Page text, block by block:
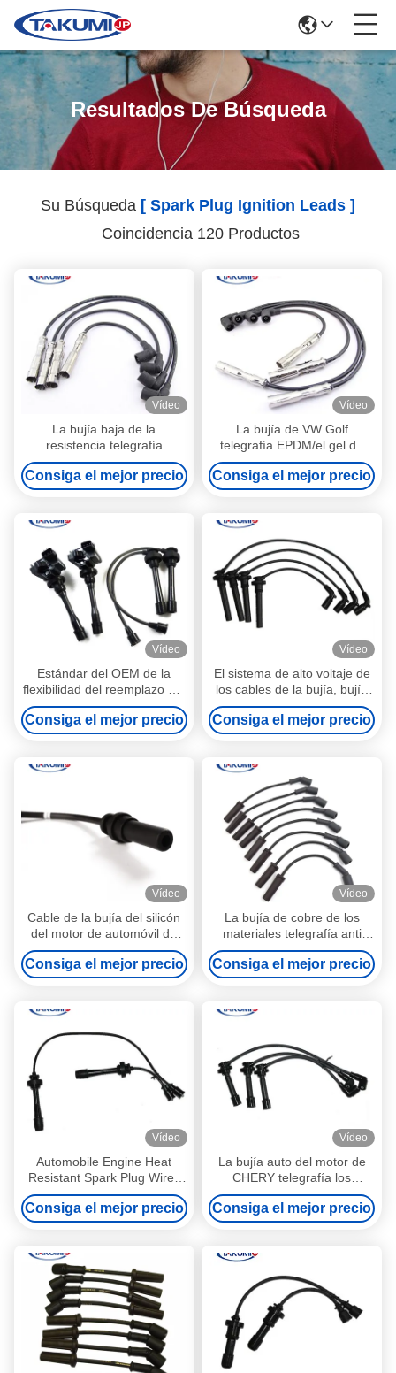
Resultados De Búsqueda
Su Búsqueda [ Spark Plug Ignition Leads ]
Coincidencia 120 Productos
Vídeo
La bujía baja de la
resistencia telegrafía
plástico, alambre de la
bobina de la bujía de 7m m
para Ford
Consiga el mejor precio
Vídeo
La bujía de VW Golf
telegrafía EPDM/el gel de
silicona 021905409AD
soporta alta presión
Consiga el mejor precio
Vídeo
Estándar del OEM de la
flexibilidad del reemplazo del
cable de la bujía del motor
de Geely 479 alto
Consiga el mejor precio
Vídeo
El sistema de alto voltaje de
los cables de la bujía, bujía
del silicón de Mazda lleva el
100% probado
Consiga el mejor precio
Vídeo
Cable de la bujía del silicón
del motor de automóvil de
Daewoo con metralla de alta
resistencia
Consiga el mejor precio
Vídeo
La bujía de cobre de los
materiales telegrafía anti
durable - interferencia
electromágnetica
Consiga el mejor precio
Vídeo
Automobile Engine Heat
Resistant Spark Plug Wires
High Flexibility For Mazda
Consiga el mejor precio
Vídeo
La bujía auto del motor de
CHERY telegrafía los
materiales de cobre S11-
3707020-40 de la base
Consiga el mejor precio